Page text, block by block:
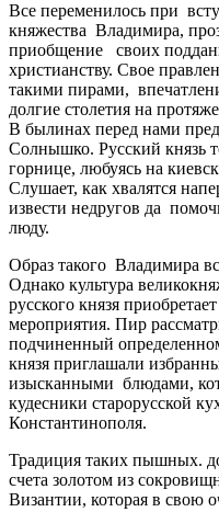
Все переменилось при
княжества Владимира,
приобщение своих
христианству. Свое
такими пирами,
долгие столетия на
В былинах перед нами
Солнышко. Русский князь
горнице, любуясь на
Слушает, как хвалятся
извести недругов да
люду.
Образ такого Владимира
Однако культура
русского князя
мероприятия. Пир
подчиненный
князя приглашали
изысканными блюдами,
кудесники старорусской
Константинополя.
Традиция таких пышных.
счета золотом из
Византии, которая в свою